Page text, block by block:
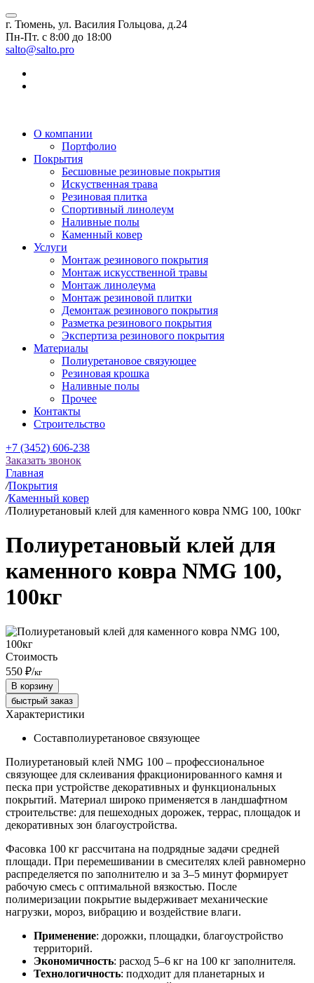
г. Тюмень, ул. Василия Гольцова, д.24
Пн-Пт. с 8:00 до 18:00
salto@salto.pro
О компании
Портфолио
Покрытия
Бесшовные резиновые покрытия
Искуственная трава
Резиновая плитка
Спортивный линолеум
Наливные полы
Каменный ковер
Услуги
Монтаж резинового покрытия
Монтаж искусственной травы
Монтаж линолеума
Монтаж резиновой плитки
Демонтаж резинового покрытия
Разметка резинового покрытия
Экспертиза резинового покрытия
Материалы
Полиуретановое связующее
Резиновая крошка
Наливные полы
Прочее
Контакты
Строительство
+7 (3452) 606-238
Заказать звонок
Главная
/Покрытия
/Каменный ковер
/Полиуретановый клей для каменного ковра NMG 100, 100кг
Полиуретановый клей для
каменного ковра NMG 100,
100кг
Стоимость
550 ₽/кг
В корзину
быстрый заказ
Характеристики
Составполиуретановое связующее
Полиуретановый клей NMG 100 – профессиональное
связующее для склеивания фракционированного камня и
песка при устройстве декоративных и функциональных
покрытий. Материал широко применяется в ландшафтном
строительстве: для пешеходных дорожек, террас, площадок и
декоративных зон благоустройства.
Фасовка 100 кг рассчитана на подрядные задачи средней
площади. При перемешивании в смесителях клей равномерно
распределяется по заполнителю и за 3–5 минут формирует
рабочую смесь с оптимальной вязкостью. После
полимеризации покрытие выдерживает механические
нагрузки, мороз, вибрацию и воздействие влаги.
Применение: дорожки, площадки, благоустройство
территорий.
Экономичность: расход 5–6 кг на 100 кг заполнителя.
Технологичность: подходит для планетарных и